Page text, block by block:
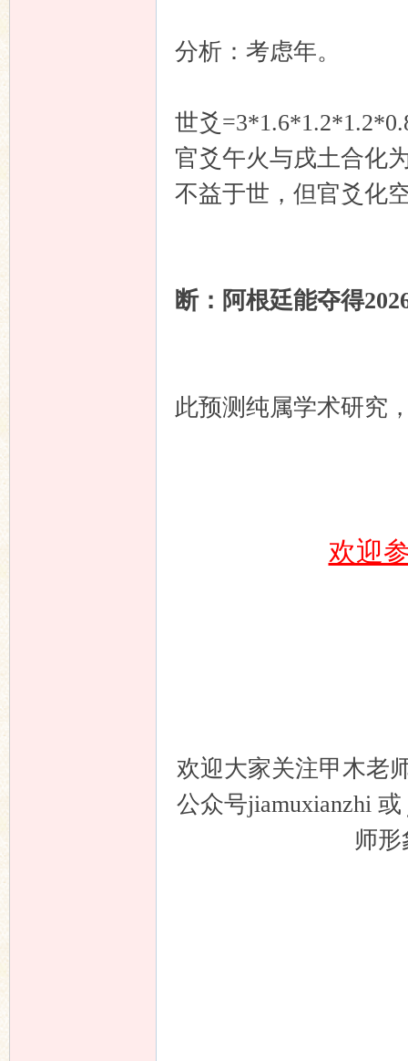
分析：考虑年。
世爻
官爻午火与戌土合化
不益于世，但官爻化
断：阿根廷能夺得
此预测纯属学术研究
欢迎
欢迎大家关注甲木老
公众号jiamuxianzhi
师